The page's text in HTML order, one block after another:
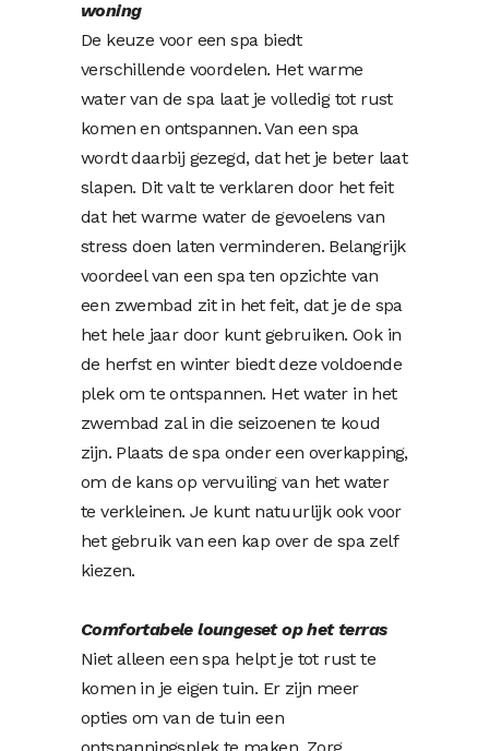
woning
De keuze voor een spa biedt
verschillende voordelen. Het warme
water van de spa laat je volledig tot rust
komen en ontspannen. Van een spa
wordt daarbij gezegd, dat het je beter laat
slapen. Dit valt te verklaren door het feit
dat het warme water de gevoelens van
stress doen laten verminderen. Belangrijk
voordeel van een spa ten opzichte van
een zwembad zit in het feit, dat je de spa
het hele jaar door kunt gebruiken. Ook in
de herfst en winter biedt deze voldoende
plek om te ontspannen. Het water in het
zwembad zal in die seizoenen te koud
zijn. Plaats de spa onder een overkapping,
om de kans op vervuiling van het water
te verkleinen. Je kunt natuurlijk ook voor
het gebruik van een kap over de spa zelf
kiezen.
Comfortabele loungeset op het terras
Niet alleen een spa helpt je tot rust te
komen in je eigen tuin. Er zijn meer
opties om van de tuin een